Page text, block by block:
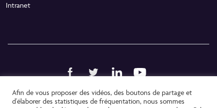
Intranet
Politique de confidentialité
Afin de vous proposer des vidéos, des boutons de partage et
d'élaborer des statistiques de fréquentation, nous sommes